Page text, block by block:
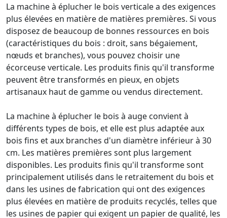
La machine à éplucher le bois verticale a des exigences
plus élevées en matière de matières premières. Si vous
disposez de beaucoup de bonnes ressources en bois
(caractéristiques du bois : droit, sans bégaiement,
nœuds et branches), vous pouvez choisir une
écorceuse verticale. Les produits finis qu'il transforme
peuvent être transformés en pieux, en objets
artisanaux haut de gamme ou vendus directement.
La machine à éplucher le bois à auge convient à
différents types de bois, et elle est plus adaptée aux
bois fins et aux branches d'un diamètre inférieur à 30
cm. Les matières premières sont plus largement
disponibles. Les produits finis qu'il transforme sont
principalement utilisés dans le retraitement du bois et
dans les usines de fabrication qui ont des exigences
plus élevées en matière de produits recyclés, telles que
les usines de papier qui exigent un papier de qualité, les